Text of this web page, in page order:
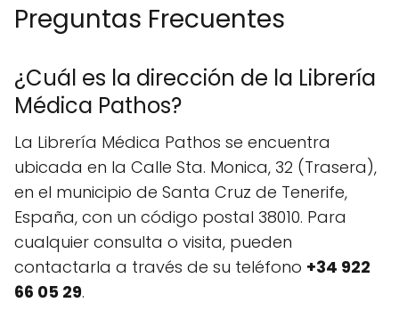
Preguntas Frecuentes
¿Cuál es la dirección de la Librería
Médica Pathos?
La Librería Médica Pathos se encuentra
ubicada en la Calle Sta. Monica, 32 (Trasera),
en el municipio de Santa Cruz de Tenerife,
España, con un código postal 38010. Para
cualquier consulta o visita, pueden
contactarla a través de su teléfono +34 922
66 05 29.